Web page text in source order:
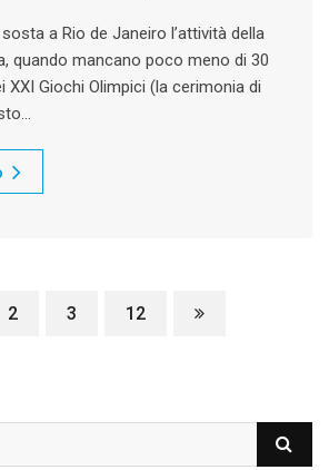
a Rio de Janeiro l’attività della
quando mancano poco meno di 30
XXI Giochi Olimpici (la cerimonia di
2 3 12